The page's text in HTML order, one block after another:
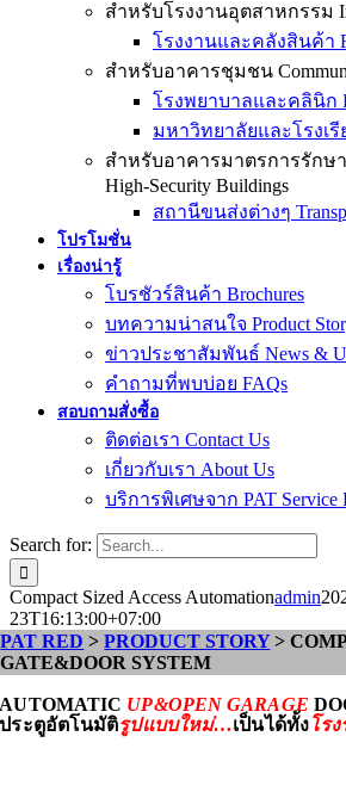
สำหรับโรงงานอุตสาหกรรม
โรงงานและคลังสินค้า
สำหรับอาคารชุมชน
โรงพยาบาลและคลินิก
มหาวิทยาลัยและโรงเรี
สำหรับอาคารมาตรการรักษ
High-Security Buildings
สถานีขนส่งต่างๆ
โปรโมชั่น
เรื่องน่ารู้
โบรชัวร์สินค้า Brochures
บทความน่าสนใจ Product
ข่าวประชาสัมพันธ์ News &
คำถามที่พบบ่อย FAQs
สอบถามสั่งซื้อ
ติดต่อเรา Contact Us
เกี่ยวกับเรา About Us
บริการพิเศษจาก PAT Service
Search for:
Compact Sized Access Automationadmin
23T16:13:00+07:00
PAT RED >PRODUCT STORY>
GATE&DOOR SYSTEM
AUTOMATIC UP&OPEN GARAGE
ประตูอัตโนมัติรูปแบบใหม่…เป็นได้ทั้งโรง